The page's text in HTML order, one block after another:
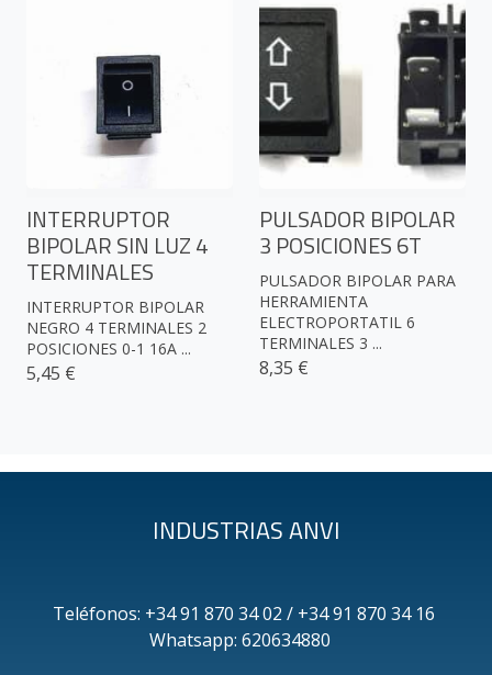
INTERRUPTOR
BIPOLAR SIN LUZ 4
TERMINALES
INTERRUPTOR BIPOLAR
NEGRO 4 TERMINALES 2
POSICIONES 0-1 16A ...
5,45 €
PULSADOR BIPOLAR
3 POSICIONES 6T
PULSADOR BIPOLAR PARA
HERRAMIENTA
ELECTROPORTATIL 6
TERMINALES 3 ...
8,35 €
INDUSTRIAS ANVI
Teléfonos: +34 91 870 34 02 / +34 91 870 34 16
Whatsapp: 620634880